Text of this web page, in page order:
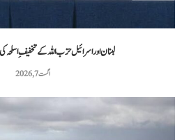
لبنان اور اسرائیل حزب اللہ کے تخفیفِ
اگست 7, 2026